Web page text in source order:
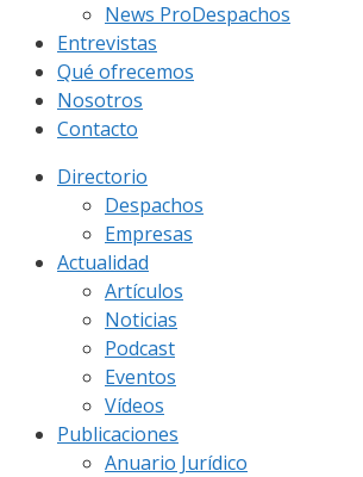
News ProDespachos
Entrevistas
Qué ofrecemos
Nosotros
Contacto
Directorio
Despachos
Empresas
Actualidad
Artículos
Noticias
Podcast
Eventos
Vídeos
Publicaciones
Anuario Jurídico